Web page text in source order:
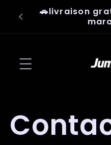
Skip to
content
🚗livraison